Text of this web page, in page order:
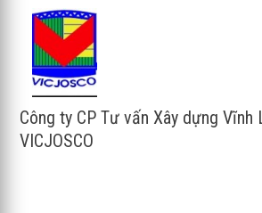
Công ty CP Tư vấn Xây dựng Vĩnh
VICJOSCO